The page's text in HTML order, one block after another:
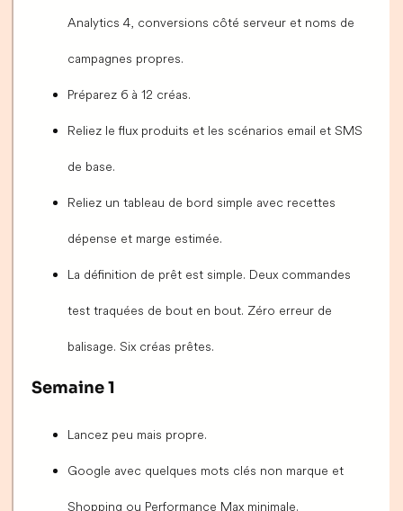
Analytics 4, conversions côté serveur et noms de
campagnes propres.
Préparez 6 à 12 créas.
Reliez le flux produits et les scénarios email et SMS
de base.
Reliez un tableau de bord simple avec recettes
dépense et marge estimée.
La définition de prêt est simple. Deux commandes
test traquées de bout en bout. Zéro erreur de
balisage. Six créas prêtes.
Semaine 1
Lancez peu mais propre.
Google avec quelques mots clés non marque et
Shopping ou Performance Max minimale.